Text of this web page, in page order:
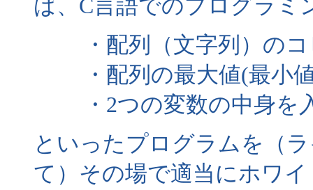
ば、C言語でのプログラミ
・配列（文字列）のコ
・配列の最大値(最小
・2つの変数の中身を
といったプログラムを（
て）その場で適当にホワ